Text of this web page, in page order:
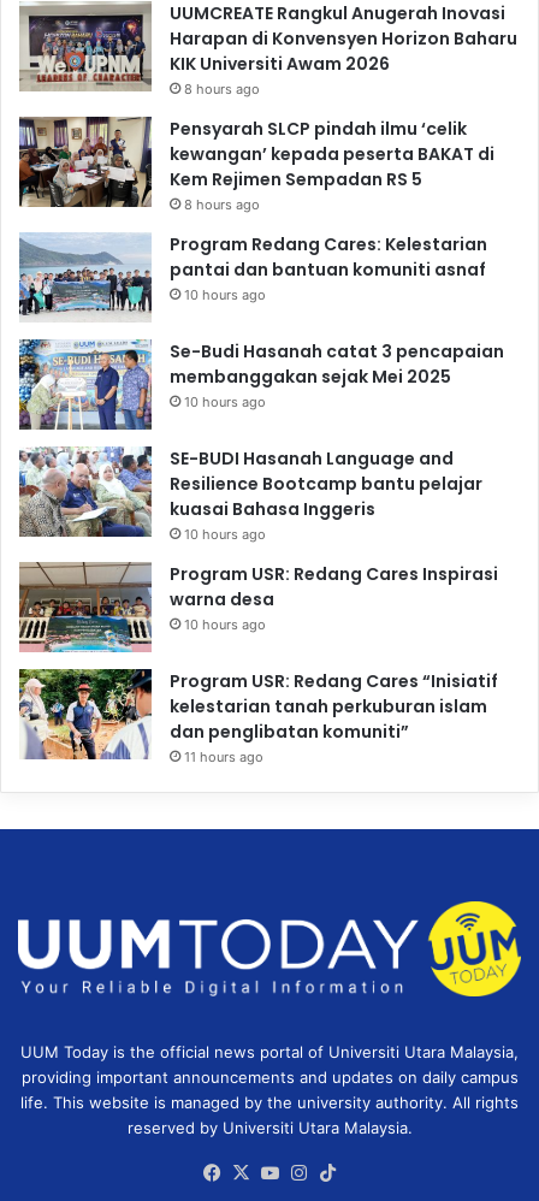
UUMCREATE Rangkul Anugerah Inovasi
Harapan di Konvensyen Horizon Baharu
KIK Universiti Awam 2026
8 hours ago
Pensyarah SLCP pindah ilmu ‘celik
kewangan’ kepada peserta BAKAT di
Kem Rejimen Sempadan RS 5
8 hours ago
Program Redang Cares: Kelestarian
pantai dan bantuan komuniti asnaf
10 hours ago
Se-Budi Hasanah catat 3 pencapaian
membanggakan sejak Mei 2025
10 hours ago
SE-BUDI Hasanah Language and
Resilience Bootcamp bantu pelajar
kuasai Bahasa Inggeris
10 hours ago
Program USR: Redang Cares Inspirasi
warna desa
10 hours ago
Program USR: Redang Cares “Inisiatif
kelestarian tanah perkuburan islam
dan penglibatan komuniti”
11 hours ago
UUM Today is the official news portal of Universiti Utara Malaysia,
providing important announcements and updates on daily campus
life. This website is managed by the university authority. All rights
reserved by Universiti Utara Malaysia.
Facebook
X YouTubeInstagram